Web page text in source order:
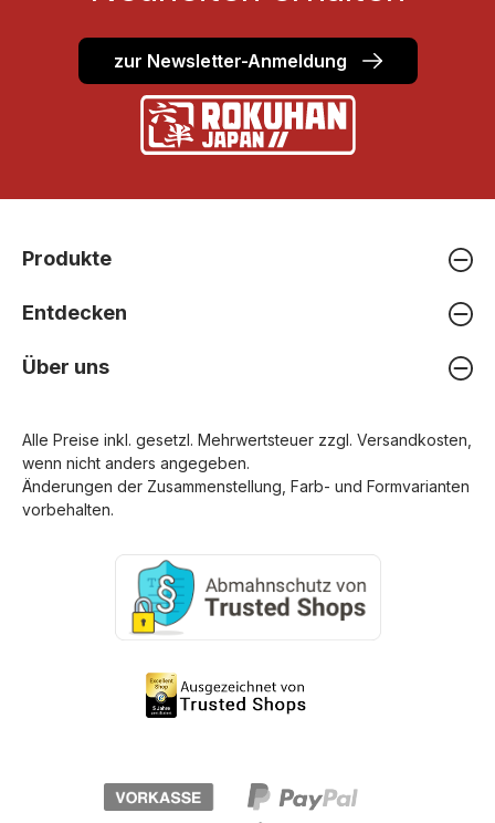
zur Newsletter-Anmeldung
Produkte
Entdecken
Über uns
Alle Preise inkl. gesetzl. Mehrwertsteuer zzgl. Versandkosten
wenn nicht anders angegeben.
Änderungen der Zusammenstellung, Farb- und Formvarianten
vorbehalten.